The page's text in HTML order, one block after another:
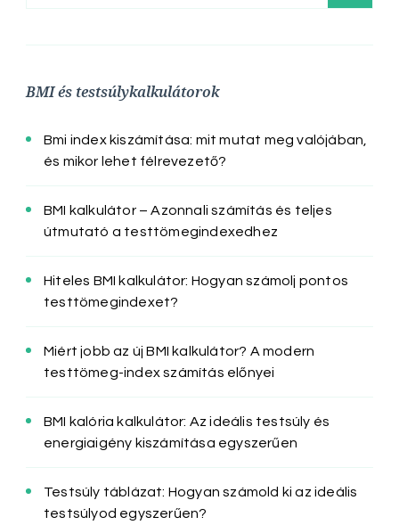
BMI és testsúlykalkulátorok
Bmi index kiszámítása: mit mutat meg valójában,
és mikor lehet félrevezető?
BMI kalkulátor – Azonnali számítás és teljes
útmutató a testtömegindexedhez
Hiteles BMI kalkulátor: Hogyan számolj pontos
testtömegindexet?
Miért jobb az új BMI kalkulátor? A modern
testtömeg-index számítás előnyei
BMI kalória kalkulátor: Az ideális testsúly és
energiaigény kiszámítása egyszerűen
Testsúly táblázat: Hogyan számold ki az ideális
testsúlyod egyszerűen?